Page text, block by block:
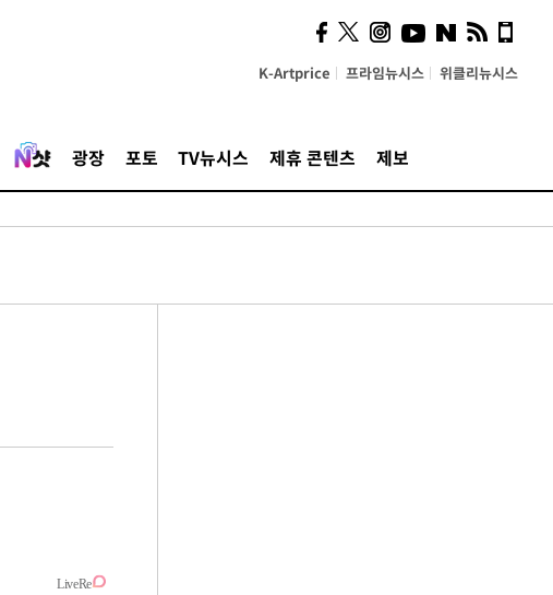
K-Artprice 프라임뉴시스 위클리뉴시스
광장 포토 TV뉴시스 제휴 콘텐츠 제보